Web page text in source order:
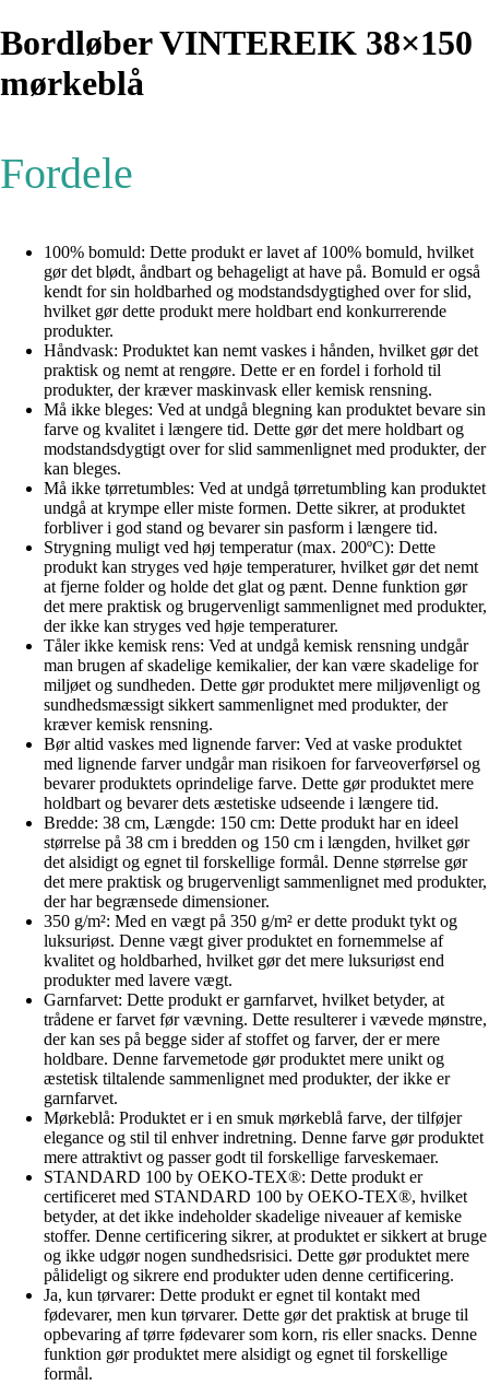
Bordløber VINTEREIK 38×150
mørkeblå
Fordele
100% bomuld: Dette produkt er lavet af 100% bomuld, hvilket
gør det blødt, åndbart og behageligt at have på. Bomuld er også
kendt for sin holdbarhed og modstandsdygtighed over for slid,
hvilket gør dette produkt mere holdbart end konkurrerende
produkter.
Håndvask: Produktet kan nemt vaskes i hånden, hvilket gør det
praktisk og nemt at rengøre. Dette er en fordel i forhold til
produkter, der kræver maskinvask eller kemisk rensning.
Må ikke bleges: Ved at undgå blegning kan produktet bevare sin
farve og kvalitet i længere tid. Dette gør det mere holdbart og
modstandsdygtigt over for slid sammenlignet med produkter, der
kan bleges.
Må ikke tørretumbles: Ved at undgå tørretumbling kan produktet
undgå at krympe eller miste formen. Dette sikrer, at produktet
forbliver i god stand og bevarer sin pasform i længere tid.
Strygning muligt ved høj temperatur (max. 200ºC): Dette
produkt kan stryges ved høje temperaturer, hvilket gør det nemt
at fjerne folder og holde det glat og pænt. Denne funktion gør
det mere praktisk og brugervenligt sammenlignet med produkter,
der ikke kan stryges ved høje temperaturer.
Tåler ikke kemisk rens: Ved at undgå kemisk rensning undgår
man brugen af skadelige kemikalier, der kan være skadelige for
miljøet og sundheden. Dette gør produktet mere miljøvenligt og
sundhedsmæssigt sikkert sammenlignet med produkter, der
kræver kemisk rensning.
Bør altid vaskes med lignende farver: Ved at vaske produktet
med lignende farver undgår man risikoen for farveoverførsel og
bevarer produktets oprindelige farve. Dette gør produktet mere
holdbart og bevarer dets æstetiske udseende i længere tid.
Bredde: 38 cm, Længde: 150 cm: Dette produkt har en ideel
størrelse på 38 cm i bredden og 150 cm i længden, hvilket gør
det alsidigt og egnet til forskellige formål. Denne størrelse gør
det mere praktisk og brugervenligt sammenlignet med produkter,
der har begrænsede dimensioner.
350 g/m²: Med en vægt på 350 g/m² er dette produkt tykt og
luksuriøst. Denne vægt giver produktet en fornemmelse af
kvalitet og holdbarhed, hvilket gør det mere luksuriøst end
produkter med lavere vægt.
Garnfarvet: Dette produkt er garnfarvet, hvilket betyder, at
trådene er farvet før vævning. Dette resulterer i vævede mønstre,
der kan ses på begge sider af stoffet og farver, der er mere
holdbare. Denne farvemetode gør produktet mere unikt og
æstetisk tiltalende sammenlignet med produkter, der ikke er
garnfarvet.
Mørkeblå: Produktet er i en smuk mørkeblå farve, der tilføjer
elegance og stil til enhver indretning. Denne farve gør produktet
mere attraktivt og passer godt til forskellige farveskemaer.
STANDARD 100 by OEKO-TEX®: Dette produkt er
certificeret med STANDARD 100 by OEKO-TEX®, hvilket
betyder, at det ikke indeholder skadelige niveauer af kemiske
stoffer. Denne certificering sikrer, at produktet er sikkert at bruge
og ikke udgør nogen sundhedsrisici. Dette gør produktet mere
pålideligt og sikrere end produkter uden denne certificering.
Ja, kun tørvarer: Dette produkt er egnet til kontakt med
fødevarer, men kun tørvarer. Dette gør det praktisk at bruge til
opbevaring af tørre fødevarer som korn, ris eller snacks. Denne
funktion gør produktet mere alsidigt og egnet til forskellige
formål.